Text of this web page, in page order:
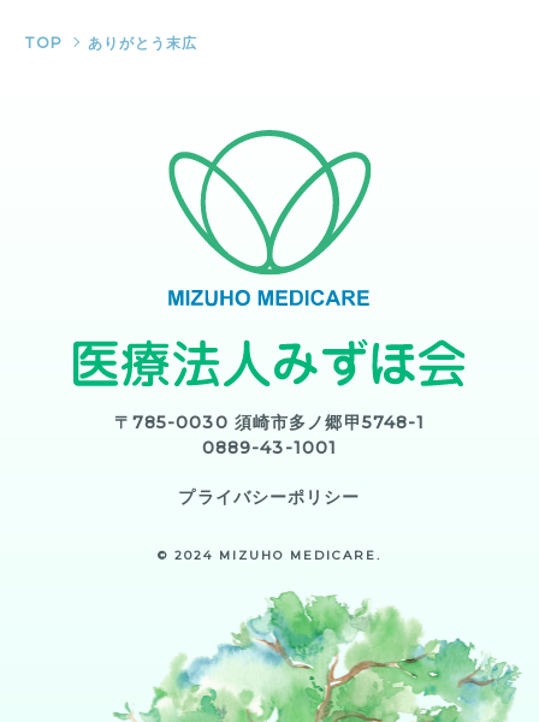
TOP ありがとう末広
〒785-0030 須崎市多ノ郷甲5748-1
0889-43-1001
プライバシーポリシー
© 2024 MIZUHO MEDICARE.